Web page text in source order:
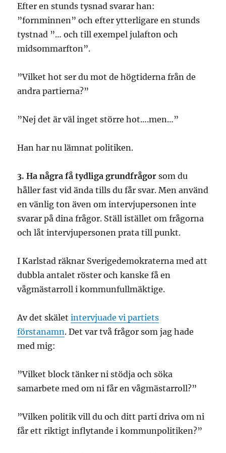
Efter en stunds tysnad svarar han:
”fornminnen” och efter ytterligare en stunds
tystnad ”… och till exempel julafton och
midsommarfton”.
”Vilket hot ser du mot de högtiderna från de
andra partierna?”
”Nej det är väl inget större hot….men…”
Han har nu lämnat politiken.
3. Ha några få tydliga grundfrågor som du
håller fast vid ända tills du får svar. Men använd
en vänlig ton även om intervjupersonen inte
svarar på dina frågor. Ställ istället om frågorna
och låt intervjupersonen prata till punkt.
I Karlstad räknar Sverigedemokraterna med att
dubbla antalet röster och kanske få en
vågmästarroll i kommunfullmäktige.
Av det skäletintervjuade vi partiets
förstanamn. Det var två frågor som jag hade
med mig:
”Vilket block tänker ni stödja och söka
samarbete med om ni får en vågmästarroll?”
”Vilken politik vill du och ditt parti driva om ni
får ett riktigt inflytande i kommunpolitiken?”